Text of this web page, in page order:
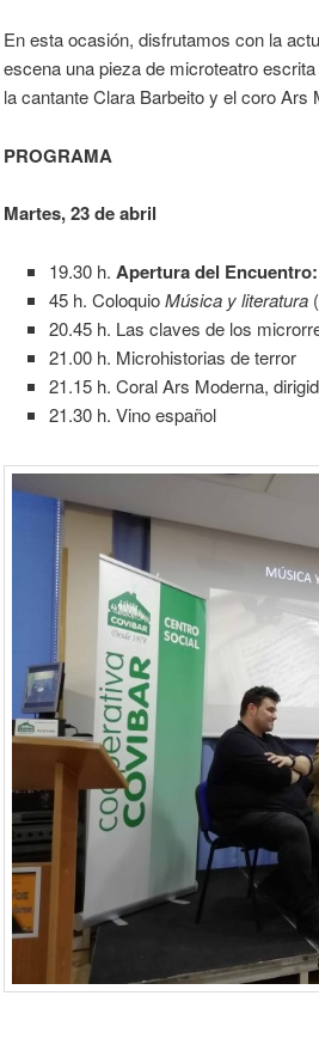
En esta ocasión, disfrutamos con la
escena una pieza de microteatro
la cantante Clara Barbeito y el coro
PROGRAMA
Martes, 23 de abril
19.30 h. Apertura del Encuentro:
45 h. ColoquioMúsica y literatura
20.45 h. Las claves de los
21.00 h. Microhistorias de terror
21.15 h. Coral Ars Moderna,
21.30 h. Vino español